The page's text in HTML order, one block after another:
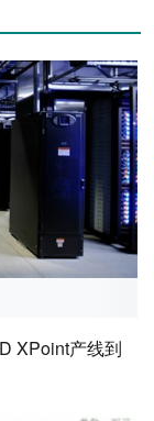
XPoint产线到